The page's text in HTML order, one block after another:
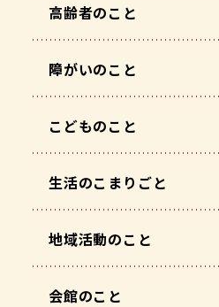
高齢者のこと
障がいのこと
こどものこと
生活のこまりごと
地域活動のこと
会館のこと